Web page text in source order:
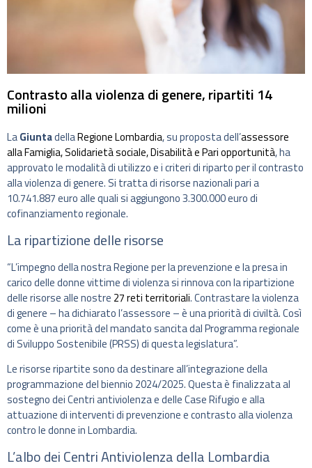
Contrasto alla violenza di genere, ripartiti 14
milioni
LaGiuntadellaRegione Lombardia, su proposta dell’assessore
alla Famiglia, Solidarietà sociale, Disabilità e Pari opportunità, ha
approvato le modalità di utilizzo e i criteri di riparto per il contrasto
alla violenza di genere. Si tratta di risorse nazionali pari a
10.741.887 euro alle quali si aggiungono 3.300.000 euro di
cofinanziamento regionale.
La ripartizione delle risorse
“L’impegno della nostra Regione per la prevenzione e la presa in
carico delle donne vittime di violenza si rinnova con la ripartizione
delle risorse alle nostre 27 reti territoriali. Contrastare la violenza
di genere – ha dichiarato l’assessore – è una priorità di civiltà. Così
come è una priorità del mandato sancita dal Programma regionale
di Sviluppo Sostenibile (PRSS) di questa legislatura”.
Le risorse ripartite sono da destinare all’integrazione della
programmazione del biennio 2024/2025. Questa è finalizzata al
sostegno dei Centri antiviolenza e delle Case Rifugio e alla
attuazione di interventi di prevenzione e contrasto alla violenza
contro le donne in Lombardia.
L’albo dei Centri Antiviolenza della Lombardia